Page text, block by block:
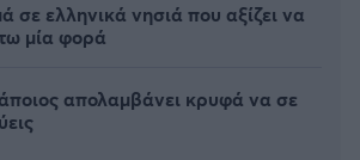
σε ελληνικά νησιά που αξίζει να
μία φορά
απολαμβάνει κρυφά να σε